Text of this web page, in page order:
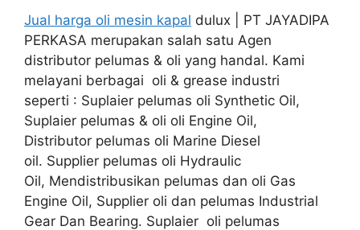
Jual harga oli mesin kapal dulux | PT JAYADIPA
PERKASA merupakan salah satu Agen
distributor pelumas & oli yang handal. Kami
melayani berbagai oli & grease industri
seperti : Suplaier pelumas oli Synthetic Oil,
Suplaier pelumas & oli oli Engine Oil,
Distributor pelumas oli Marine Diesel
oil. Supplier pelumas oli Hydraulic
Oil, Mendistribusikan pelumas dan oli Gas
Engine Oil, Supplier oli dan pelumas Industrial
Gear Dan Bearing. Suplaier oli pelumas